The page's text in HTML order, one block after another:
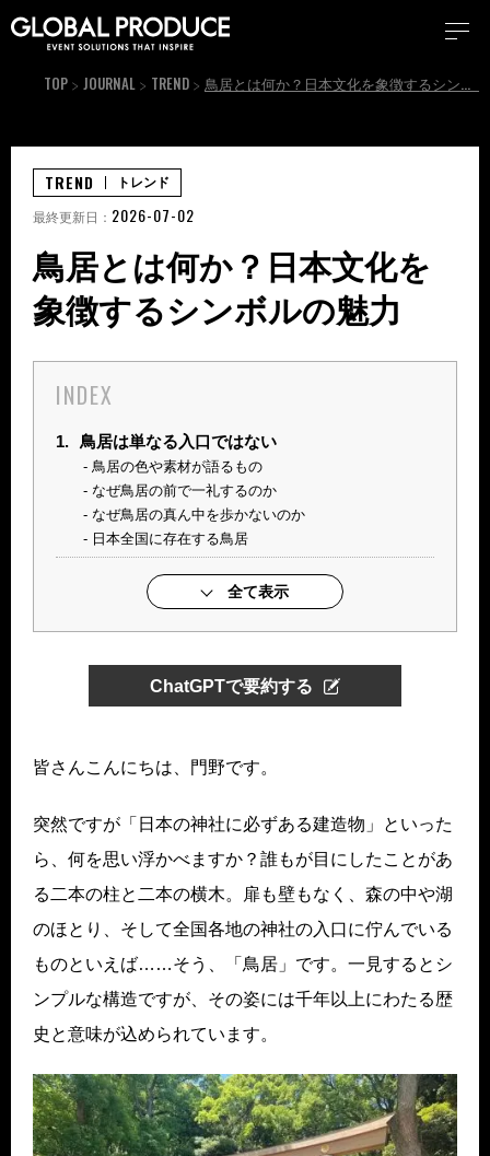
TOP JOURNAL TREND 鳥居とは何か？日本文化を象徴するシンボルの魅力
鳥居とは何か？日本文化を
象徴するシンボルの魅力
INDEX
1. 鳥居は単なる入口ではない
鳥居の色や素材が語るもの
なぜ鳥居の前で一礼するのか
なぜ鳥居の真ん中を歩かないのか
日本全国に存在する鳥居
全て表示
ChatGPTで要約する
皆さんこんにちは、門野です。
突然ですが「日本の神社に必ずある建造物」といった
ら、何を思い浮かべますか？誰もが目にしたことがあ
る二本の柱と二本の横木。扉も壁もなく、森の中や湖
のほとり、そして全国各地の神社の入口に佇んでいる
ものといえば……そう、「鳥居」です。一見するとシ
ンプルな構造ですが、その姿には千年以上にわたる歴
史と意味が込められています。
TREND トレンド
最終更新日： 2026-07-02